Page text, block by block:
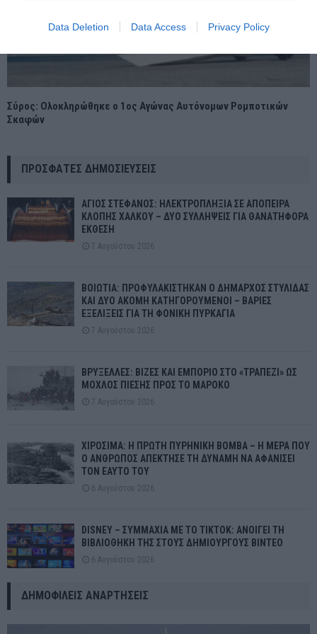
Data Deletion Data Access Privacy Policy
Σύρος: Ολοκληρώθηκε ο 1ος Αγώνας Αυτόνομων Ρομποτικών
Σκαφών
ΠΡΌΣΦΑΤΕΣ ΔΗΜΟΣΙΕΎΣΕΙΣ
ΑΓΙΟΣ ΣΤΕΦΑΝΟΣ: ΗΛΕΚΤΡΟΠΛΗΞΙΑ ΣΕ ΑΠΟΠΕΙΡΑ
ΚΛΟΠΗΣ ΧΑΛΚΟΥ – ΔΥΟ ΣΥΛΛΗΨΕΙΣ ΓΙΑ ΘΑΝΑΤΗΦΟΡΑ
ΕΚΘΕΣΗ
7 Αυγούστου 2026
ΒΟΙΩΤΙΑ: ΠΡΟΦΥΛΑΚΙΣΤΗΚΑΝ Ο ΔΗΜΑΡΧΟΣ ΣΤΥΛΙΔΑΣ
ΚΑΙ ΔΥΟ ΑΚΟΜΗ ΚΑΤΗΓΟΡΟΥΜΕΝΟΙ – ΒΑΡΙΕΣ
ΕΞΕΛΙΞΕΙΣ ΓΙΑ ΤΗ ΦΟΝΙΚΗ ΠΥΡΚΑΓΙΑ
7 Αυγούστου 2026
ΒΡΥΞΕΛΛΕΣ: ΒΙΖΕΣ ΚΑΙ ΕΜΠΟΡΙΟ ΣΤΟ «ΤΡΑΠΕΖΙ» ΩΣ
ΜΟΧΛΟΣ ΠΙΕΣΗΣ ΠΡΟΣ ΤΟ ΜΑΡΟΚΟ
7 Αυγούστου 2026
ΧΙΡΟΣΙΜΑ: Η ΠΡΩΤΗ ΠΥΡΗΝΙΚΗ ΒΟΜΒΑ – Η ΜΕΡΑ ΠΟΥ
Ο ΑΝΘΡΩΠΟΣ ΑΠΕΚΤΗΣΕ ΤΗ ΔΥΝΑΜΗ ΝΑ ΑΦΑΝΙΣΕΙ
ΤΟΝ ΕΑΥΤΟ ΤΟΥ
6 Αυγούστου 2026
DISNEY – ΣΥΜΜΑΧΙΑ ΜΕ ΤΟ TIKTOK: ΑΝΟΙΓΕΙ ΤΗ
ΒΙΒΛΙΟΘΗΚΗ ΤΗΣ ΣΤΟΥΣ ΔΗΜΙΟΥΡΓΟΥΣ ΒΙΝΤΕΟ
6 Αυγούστου 2026
ΔΗΜΟΦΙΛΕΊΣ ΑΝΑΡΤΉΣΕΙΣ